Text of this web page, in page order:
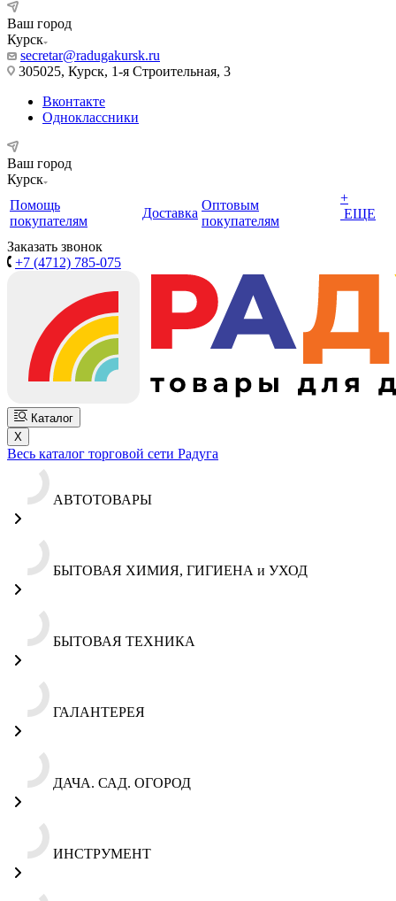
Ваш город
Курск
secretar@radugakursk.ru
305025, Курск, 1-я Строительная, 3
Вконтакте
Одноклассники
Ваш город
Курск
Помощь
покупателям
Доставка
Оптовым
покупателям
+
ЕЩЕ
Заказать звонок
+7 (4712) 785-075
Каталог
X
Весь каталог торговой сети Радуга
АВТОТОВАРЫ
БЫТОВАЯ ХИМИЯ, ГИГИЕНА и УХОД
БЫТОВАЯ ТЕХНИКА
ГАЛАНТЕРЕЯ
ДАЧА. САД. ОГОРОД
ИНСТРУМЕНТ